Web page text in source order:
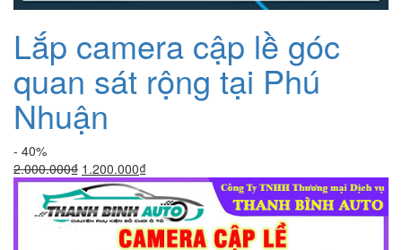
Lắp camera cập lề góc
quan sát rộng tại Phú
Nhuận
- 40%
2.000.000₫ Giá
gốc
là:
2.000.000₫.
1.200.000₫Giá
hiện
tại
là:
1.200.000₫.